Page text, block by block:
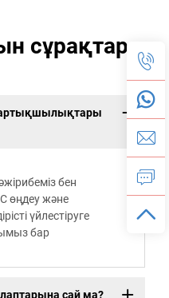
сұрақтар
артықшылықтары
бен
өңдеу және
үйлестіруге
бар
сай ма?